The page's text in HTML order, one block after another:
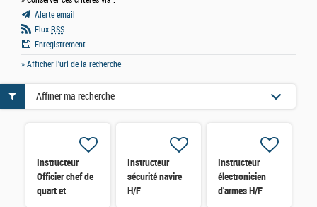
Alerte email
Flux RSS
Enregistrement
» Afficher l'url de la recherche
Instructeur
Officier chef de
quart et
Instructeur
sécurité navire
H/F
Instructeur
électronicien
d'armes H/F
Affiner ma recherche